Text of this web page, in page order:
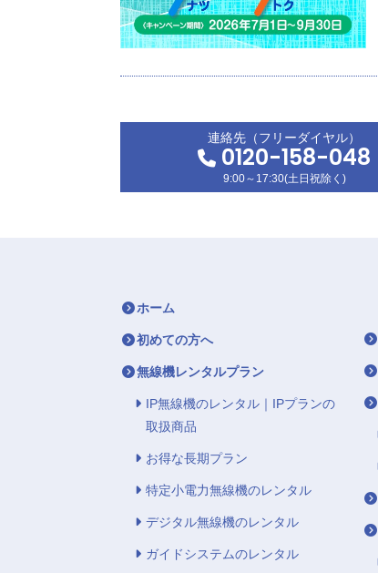
連絡先（フリーダイヤル）
0120-158-048
9:00～17:30(土日祝除く)
ホーム
初めての方へ
無線機レンタルプラン
IP無線機のレンタル｜IPプランの
取扱商品
お得な長期プラン
特定小電力無線機のレンタル
デジタル無線機のレンタル
ガイドシステムのレンタル